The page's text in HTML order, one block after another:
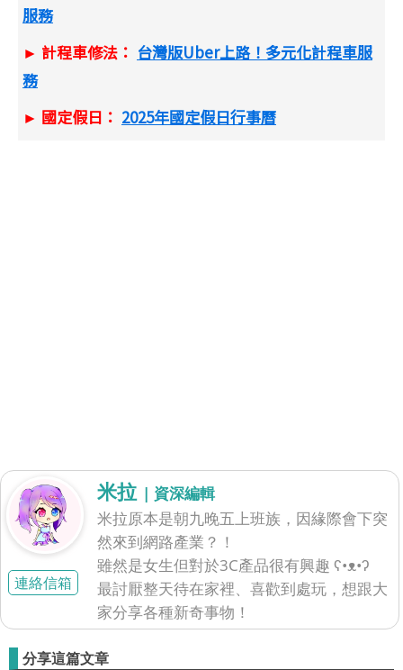
服務
► 計程車修法： 台灣版Uber上路！多元化計程車服
務
► 國定假日： 2025年國定假日行事曆
連絡信箱
米拉 | 資深編輯
米拉原本是朝九晚五上班族，因緣際會下突
然來到網路產業？！
雖然是女生但對於3C產品很有興趣 ʕ•ᴥ•ʔ
最討厭整天待在家裡、喜歡到處玩，想跟大
家分享各種新奇事物！
分享這篇文章